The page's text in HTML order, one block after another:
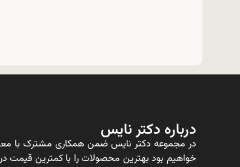
درباره دکتر نایس
در مجموعه دکتر نایس ضمن همکاری مشترک با
خواهیم بود بهترین محصولات را با کمترین قیمت